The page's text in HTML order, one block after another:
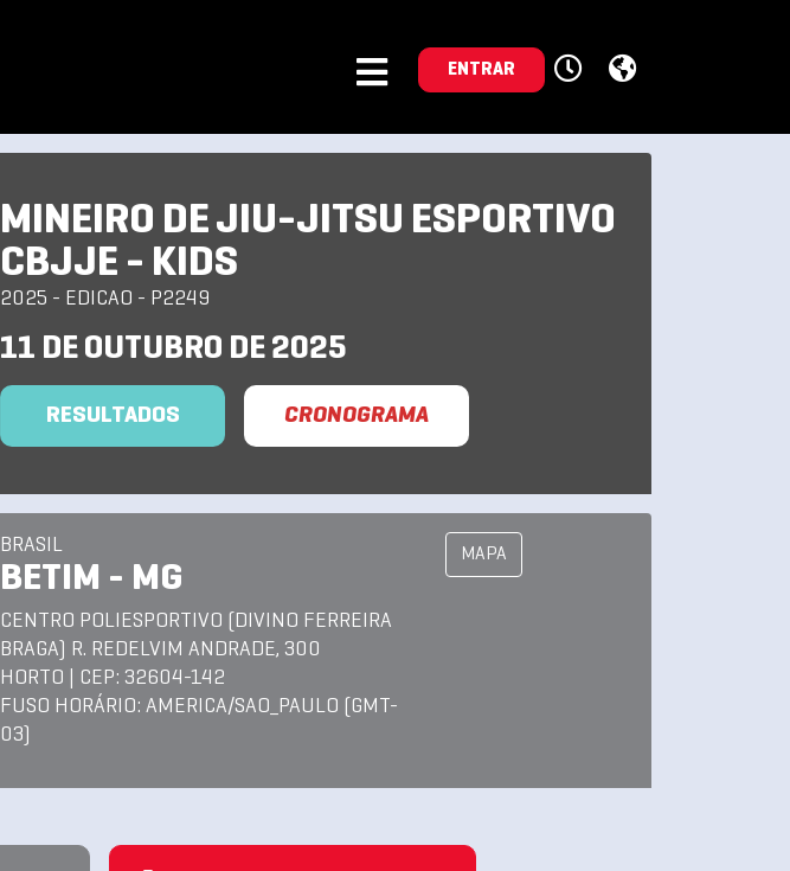
ENTRAR
MINEIRO DE JIU-JITSU ESPORTIVO
CBJJE - KIDS
2025 - EDICAO - P2249
11 DE OUTUBRO DE 2025
RESULTADOS CRONOGRAMA
BRASIL
BETIM - MG
CENTRO POLIESPORTIVO (DIVINO FERREIRA
BRAGA) R. REDELVIM ANDRADE, 300
HORTO | CEP: 32604-142
FUSO HORÁRIO: AMERICA/SAO_PAULO (GMT-
03)
MAPA